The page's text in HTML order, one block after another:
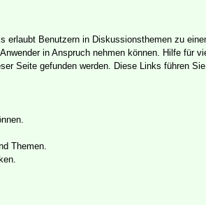
Benutzern in Diskussionsthemen zu
in Anspruch nehmen können. Hilfe für
Seite gefunden werden. Diese Links führen
Themen.